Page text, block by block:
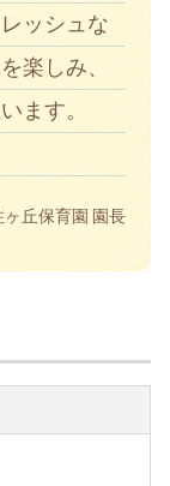
ッシュな
楽しみ、
ます。
丘保育園 園長